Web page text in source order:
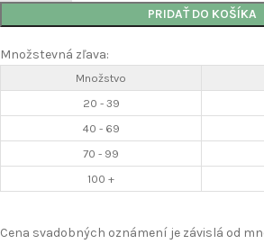
PRIDAŤ DO KOŠÍKA
Množstevná zľava:
Množstvo
20 - 39
40 - 69
70 - 99
100 +
Cena svadobných oznámení je závislá od